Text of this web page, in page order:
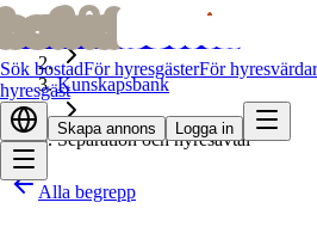
bofridbofrid
Sök bostadFör hyresgästerFör hyresvärdar
hyresgäst
Skapa annons Logga in
Kunskapsbank
Separation och hyresavtal
Alla begrepp